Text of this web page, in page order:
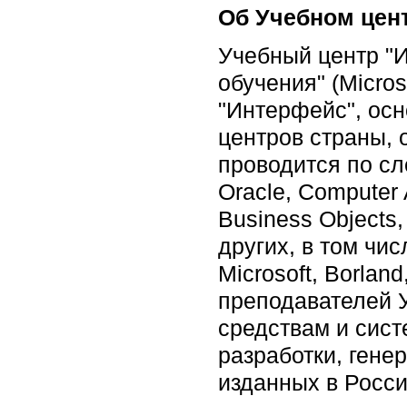
Об Учебном
Учебный центр
обучения"
"Интерфейс",
центров
проводится по
Oracle,
Business
других, в том
Microsoft,
преподавателей
средствам и
разработки,
изданных в